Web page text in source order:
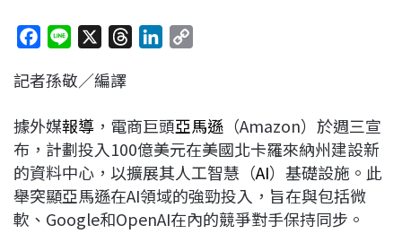
c
b
o
o
k
n
a
d
s
e
d
I
n
L
i
n
k
記者孫敬／編譯
據外媒報導 ，電商巨頭亞馬遜 （Amazon）於週三宣
布，計劃投入100億美元在美國北卡羅來納州建設新
的資料中心，以擴展其人工智慧（AI）基礎設施。此
舉突顯亞馬遜在AI領域的強勁投入，旨在與包括微
軟、Google和OpenAI在內的競爭對手保持同步。